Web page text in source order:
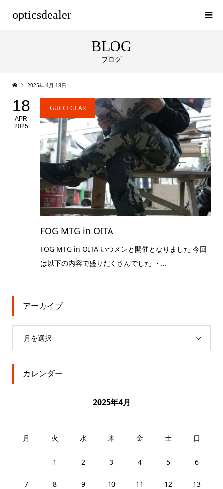
opticsdealer
BLOG
ブログ
2025年 4月 18日
18
APR
2025
GUCCI GEAR
FOG MTG in OITA
FOG MTG in OITA いつメンと開催となりました 今回
は以下の内容で盛りだくさんでした ・...
アーカイブ
月を選択
カレンダー
2025年4月
月 火 水 木 金 土 日
1 2 3 4 5 6
7 8 9 10 11 12 13